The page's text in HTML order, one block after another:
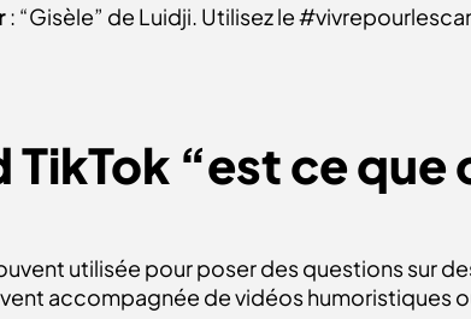
: “Gisèle” de Luidji. Utilisez le
TikTok “est ce que
utilisée pour poser des questions sur
accompagnée de vidéos humoristiques